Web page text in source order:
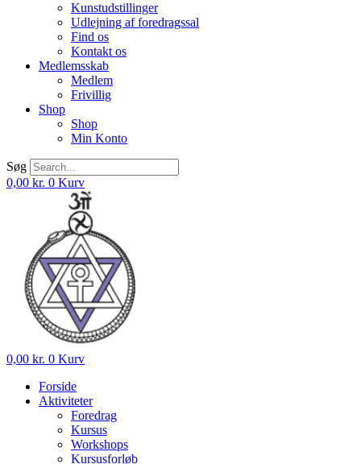
Kunstudstillinger
Udlejning af foredragssal
Find os
Kontakt os
Medlemsskab
Medlem
Frivillig
Shop
Shop
Min Konto
Søg
0,00 kr. 0 Kurv
0,00 kr. 0 Kurv
Forside
Aktiviteter
Foredrag
Kursus
Workshops
Kursusforløb